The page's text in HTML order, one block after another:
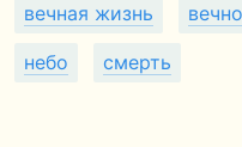
вечная жизнь
небо смерть